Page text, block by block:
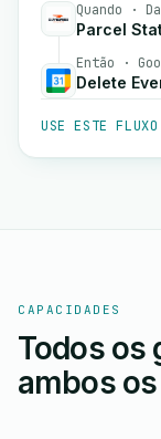
Quando ·
Parcel
Então ·
Delete
USE ESTE
CAPACIDADES
Todos os
ambos